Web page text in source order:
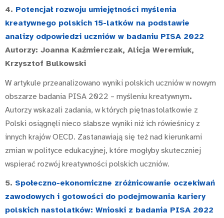
4. Potencjał rozwoju umiejętności myślenia
kreatywnego polskich 15-latków na podstawie
analizy odpowiedzi uczniów w badaniu PISA 2022
Autorzy: Joanna Kaźmierczak, Alicja Weremiuk,
Krzysztof Bulkowski
W artykule przeanalizowano wyniki polskich uczniów w nowym
obszarze badania PISA 2022 – myśleniu kreatywnym.
Autorzy wskazali zadania, w których piętnastolatkowie z
Polski osiągnęli nieco słabsze wyniki niż ich rówieśnicy z
innych krajów OECD. Zastanawiają się też nad kierunkami
zmian w polityce edukacyjnej, które mogłyby skuteczniej
wspierać rozwój kreatywności polskich uczniów.
5. Społeczno-ekonomiczne zróżnicowanie oczekiwań
zawodowych i gotowości do podejmowania kariery
polskich nastolatków: Wnioski z badania PISA 2022